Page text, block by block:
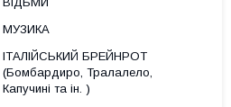
МУЗИКА
ІТАЛІЙСЬКИЙ БРЕЙНРОТ
(Бомбардиро, Тралалело,
Капучині та ін. )